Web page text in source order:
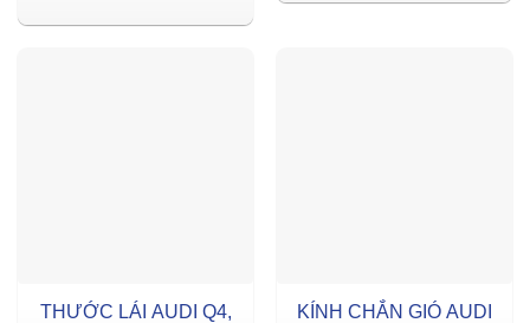
THƯỚC LÁI AUDI Q4,
KÍNH CHẮN GIÓ AUDI